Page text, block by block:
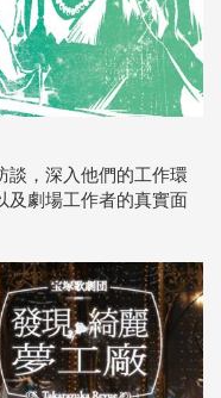
談，深入他們的工作環
及劇場工作者的真實面